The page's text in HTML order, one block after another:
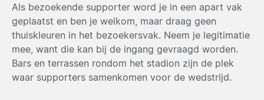
Als bezoekende supporter word je in een apart vak
geplaatst en ben je welkom, maar draag geen
thuiskleuren in het bezoekersvak. Neem je legitimatie
mee, want die kan bij de ingang gevraagd worden.
Bars en terrassen rondom het stadion zijn de plek
waar supporters samenkomen voor de wedstrijd.